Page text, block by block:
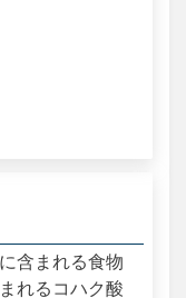
含まれる食物
れるコハク酸